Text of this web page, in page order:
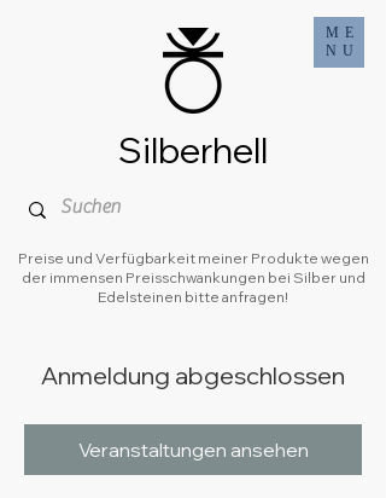
ME
NU
Preise und Verfügbarkeit meiner Produkte wegen
der immensen Preisschwankungen bei Silber und
Edelsteinen bitte anfragen!
Silberhell
Anmeldung abgeschlossen
Veranstaltungen ansehen